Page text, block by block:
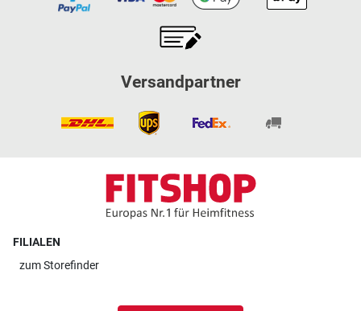
Versandpartner
FILIALEN
zumStorefinder